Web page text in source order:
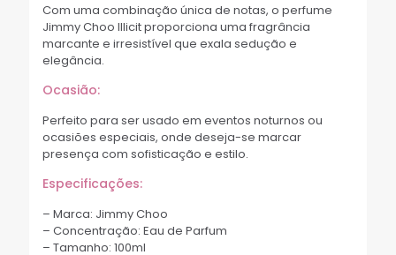
Com uma combinação única de notas, o perfume
Jimmy Choo Illicit proporciona uma fragrância
marcante e irresistível que exala sedução e
elegância.
Ocasião:
Perfeito para ser usado em eventos noturnos ou
ocasiões especiais, onde deseja-se marcar
presença com sofisticação e estilo.
Especificações:
– Marca: Jimmy Choo
– Concentração: Eau de Parfum
– Tamanho: 100ml